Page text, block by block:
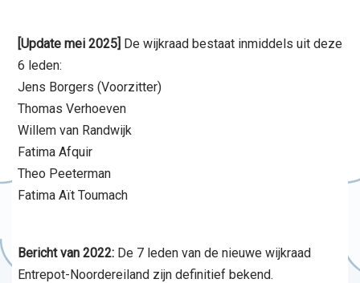
[Update mei 2025] De wijkraad bestaat inmiddels uit deze
6 leden:
Jens Borgers (Voorzitter)
Thomas Verhoeven
Willem van Randwijk
Fatima Afquir
Theo Peeterman
Fatima Aït Toumach
Bericht van 2022: De 7 leden van de nieuwe wijkraad
Entrepot-Noordereiland zijn definitief bekend.